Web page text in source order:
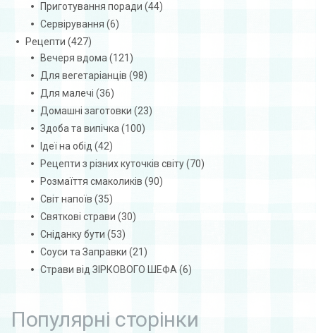
Приготування поради (44)
Сервірування (6)
Рецепти (427)
Вечеря вдома (121)
Для вегетаріанців (98)
Для малечі (36)
Домашні заготовки (23)
Здоба та випічка (100)
Ідеї на обід (42)
Рецепти з різних куточків світу(70)
Розмаїття смаколиків (90)
Світ напоїв (35)
Святкові страви (30)
Сніданку бути (53)
Соуси та Заправки (21)
Страви від ЗІРКОВОГО ШЕФА (6)
Популярні сторінки